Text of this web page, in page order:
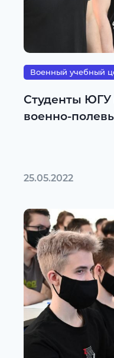
Военный учебный
Студенты ЮГУ
военно-
25.05.2022